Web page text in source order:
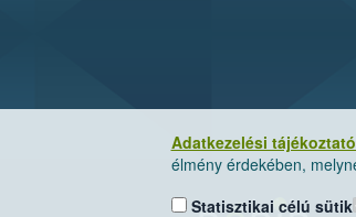
Adatkezelési
élmény érdekében,
Statisztikai célú sütik